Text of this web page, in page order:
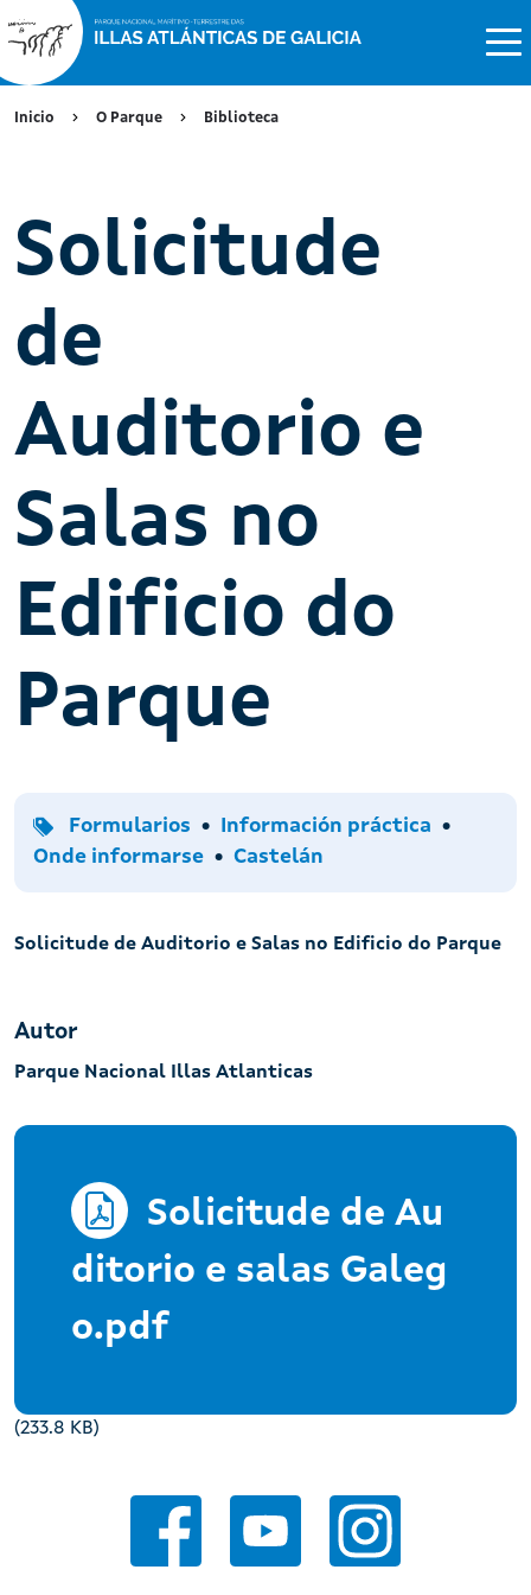
Inicio O Parque Biblioteca
Solicitude
de
Auditorio e
Salas no
Edificio do
Parque
Tipo
Formularios Temas
Información práctica
Onde informarse Idiomas
Castelán
Solicitude de Auditorio e Salas no Edificio do Parque
Autor
Parque Nacional Illas Atlanticas
Solicitude de Au
ditorio e salas Galeg
o.pdf
(233.8 KB)